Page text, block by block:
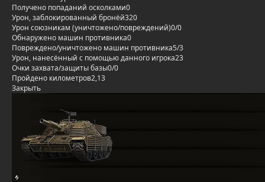
Получено попаданий осколками0
Урон, заблокированный бронёй320
Урон союзникам (уничтожено/повреждений)0/0
Обнаружено машин противника0
Повреждено/уничтожено машин противника5/3
Урон, нанесённый с помощью данного игрока23
Очки захвата/защиты базы0/0
Пройдено километров2,13
Закрыть